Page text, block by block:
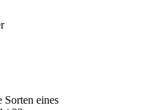
Sorten eines